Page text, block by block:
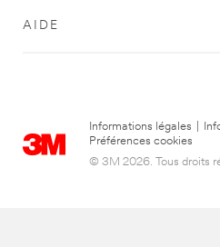
AIDE
Informations légales
Préférences cookies
© 3M 2026. Tous droits